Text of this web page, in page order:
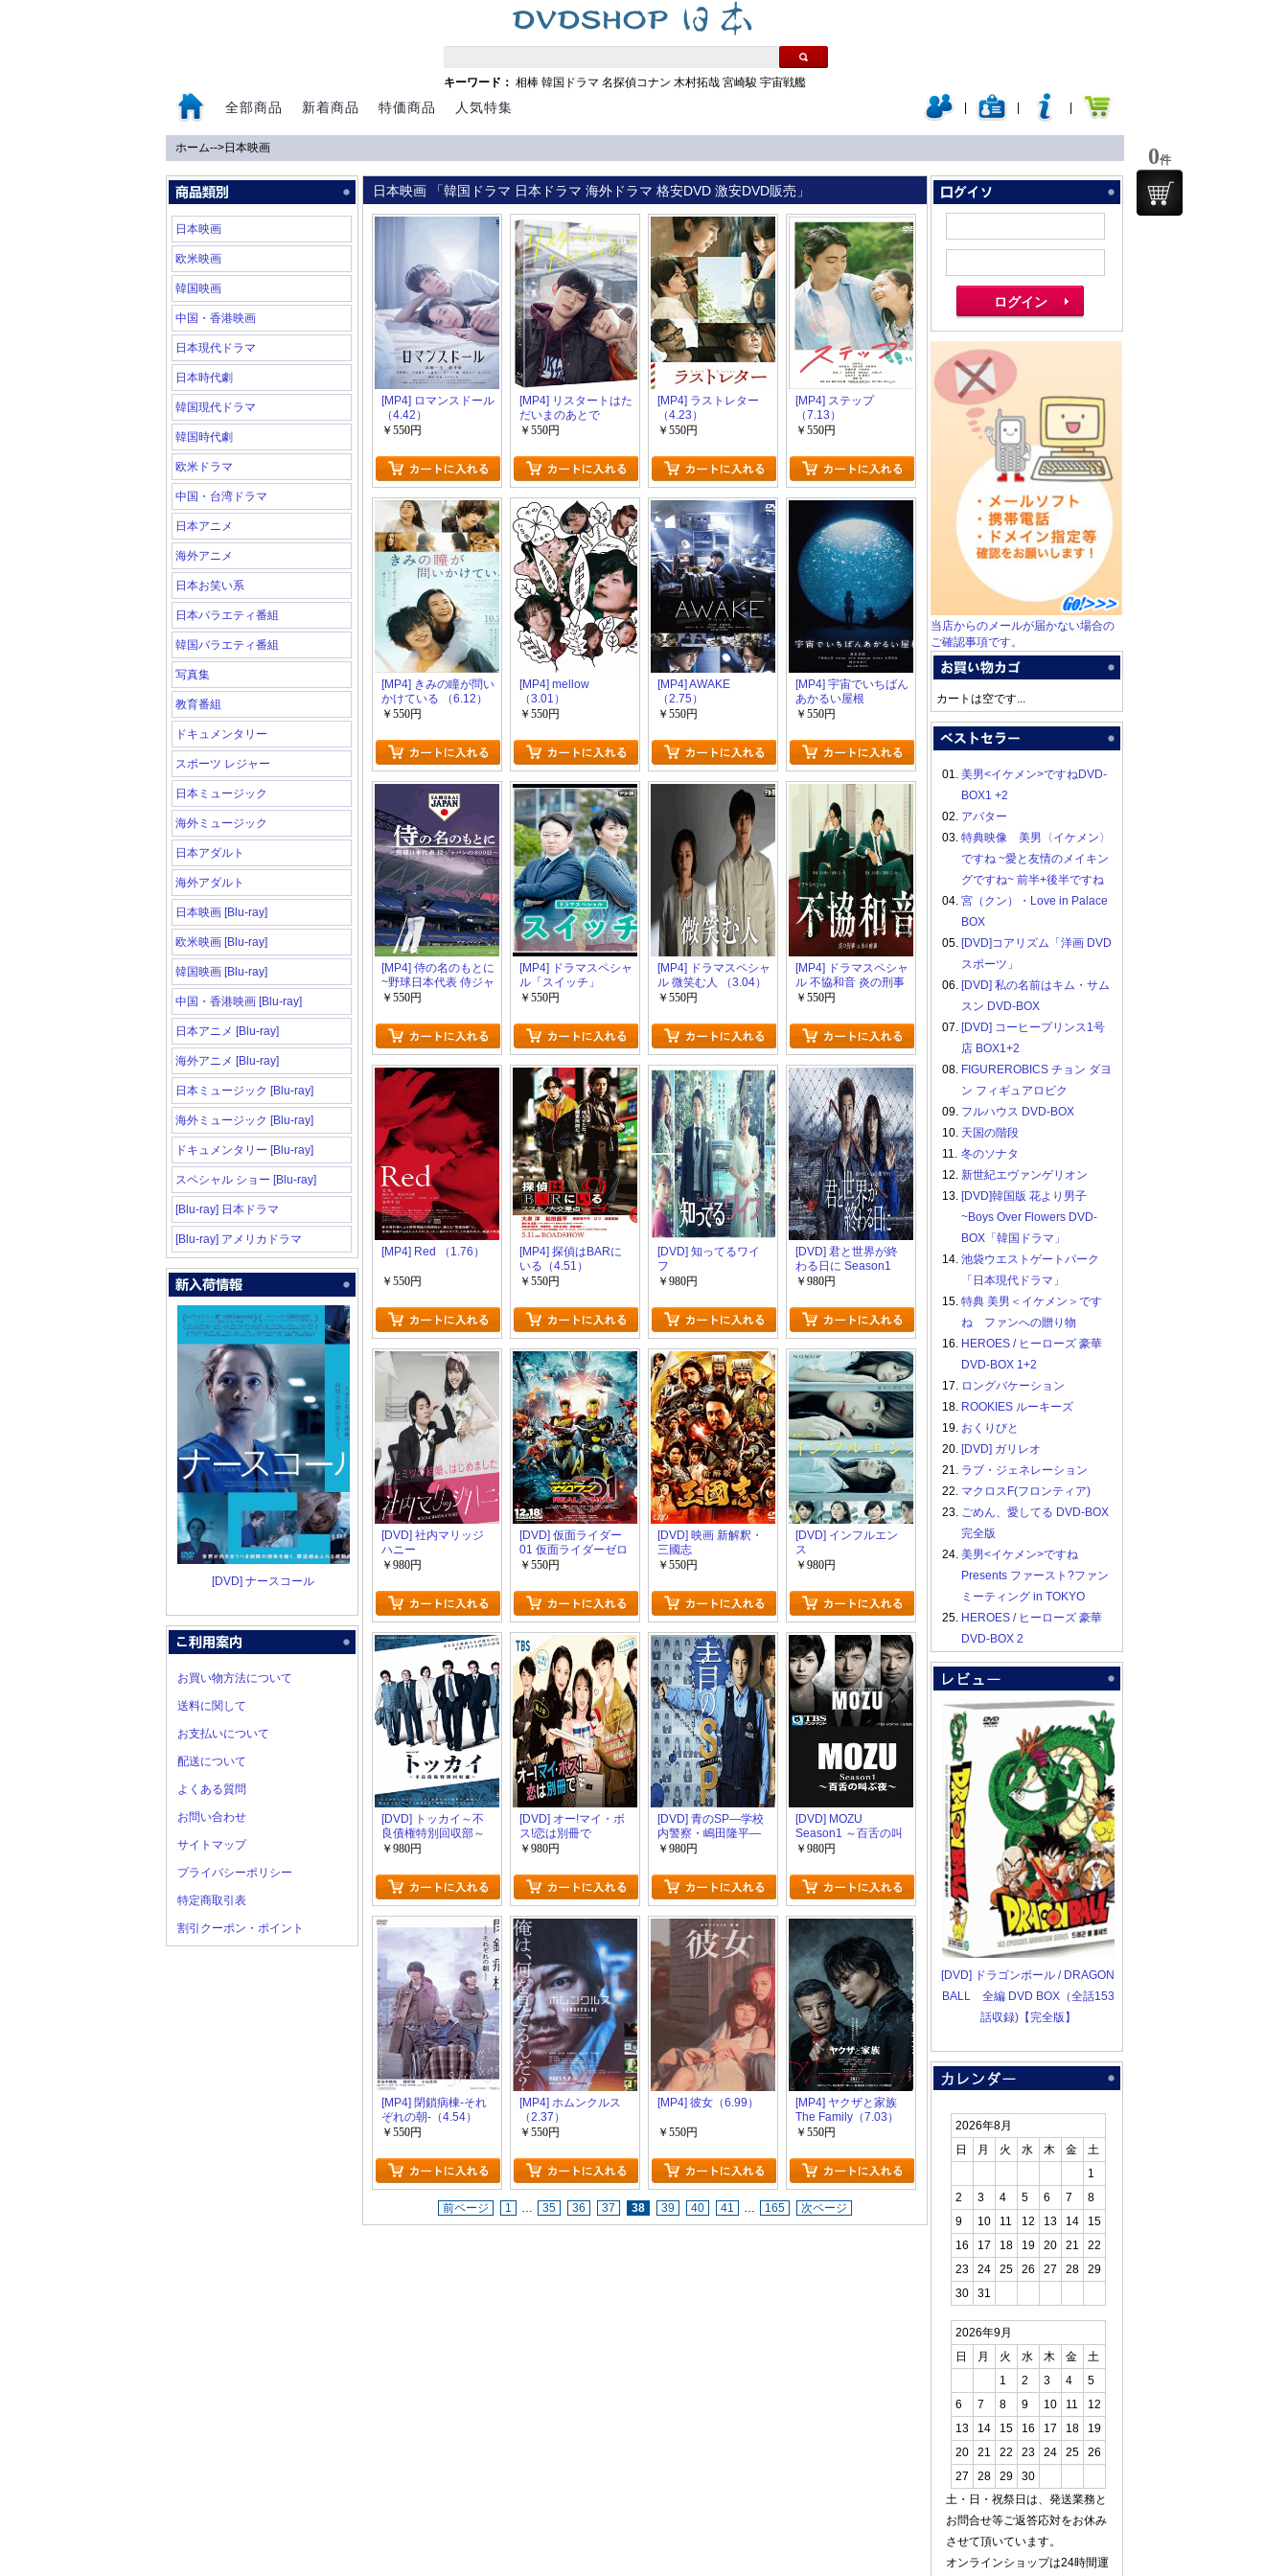
キーワード： 相棒 韓国ドラマ 名探偵コナン 木村拓哉 宮崎駿 宇宙戦艦
全部商品 新着商品 特価商品 人気特集
ホーム-->日本映画
日本映画
欧米映画
韓国映画
中国・香港映画
日本現代ドラマ
日本時代劇
韓国現代ドラマ
韓国時代劇
欧米ドラマ
中国・台湾ドラマ
日本アニメ
海外アニメ
日本お笑い系
日本バラエティ番組
韓国バラエティ番組
写真集
教育番組
ドキュメンタリー
スポーツ レジャー
日本ミュージック
海外ミュージック
日本アダルト
海外アダルト
日本映画 [Blu-ray]
欧米映画 [Blu-ray]
韓国映画 [Blu-ray]
中国・香港映画 [Blu-ray]
日本アニメ [Blu-ray]
海外アニメ [Blu-ray]
日本ミュージック [Blu-ray]
海外ミュージック [Blu-ray]
ドキュメンタリー [Blu-ray]
スペシャル ショー [Blu-ray]
[Blu-ray] 日本ドラマ
[Blu-ray] アメリカドラマ
[DVD] ナースコール
お買い物方法について
送料に関して
お支払いについて
配送について
よくある質問
お問い合わせ
サイトマップ
プライバシーポリシー
特定商取引表
割引クーポン・ポイント
日本映画 「韓国ドラマ 日本ドラマ 海外ドラマ 格安DVD 激安DVD販売」
[MP4] ロマンスドール
（4.42）
￥550円
[MP4] リスタートはた
だいまのあとで
（5.44）
￥550円
[MP4] ラストレター
（4.23）
￥550円
[MP4] ステップ
（7.13）
￥550円
[MP4] きみの瞳が問い
かけている （6.12）
￥550円
[MP4] mellow
（3.01）
￥550円
[MP4] AWAKE
（2.75）
￥550円
[MP4] 宇宙でいちばん
あかるい屋根
（2.33）
￥550円
[MP4] 侍の名のもとに
~野球日本代表 侍ジャ
パンの800日~
￥550円
[MP4] ドラマスペシャ
ル「スイッチ」
（1.98）
￥550円
[MP4] ドラマスペシャ
ル 微笑む人 （3.04）
￥550円
[MP4] ドラマスペシャ
ル 不協和音 炎の刑事
VS 氷の検事 （2.39）
￥550円
[MP4] Red （1.76）
￥550円
[MP4] 探偵はBARに
いる（4.51）
￥550円
[DVD] 知ってるワイ
フ
￥980円
[DVD] 君と世界が終
わる日に Season1
￥980円
[DVD] 社内マリッジ
ハニー
￥980円
[DVD] 仮面ライダー
01 仮面ライダーゼロ
ワン
￥550円
[DVD] 映画 新解釈・
三國志
￥550円
[DVD] インフルエン
ス
￥980円
[DVD] トッカイ～不
良債権特別回収部～
￥980円
[DVD] オー!マイ・ボ
ス!恋は別冊で
￥980円
[DVD] 青のSP―学校
内警察・嶋田隆平―
￥980円
[DVD] MOZU
Season1 ～百舌の叫
ぶ夜～
￥980円
[MP4] 閉鎖病棟-それ
ぞれの朝-（4.54）
￥550円
[MP4] ホムンクルス
（2.37）
￥550円
[MP4] 彼女（6.99）
￥550円
[MP4] ヤクザと家族
The Family（7.03）
￥550円
前ページ 1 … 35 36 37 38 39 40 41 … 165 次ページ
当店からのメールが届かない場合の
ご確認事項です。
カートは空です...
01. 美男<イケメン>ですねDVD-
BOX1 +2
02. アバター
03. 特典映像 美男〈イケメン〉
ですね ~愛と友情のメイキン
グですね~ 前半+後半ですね
04. 宮（クン）・Love in Palace
BOX
05. [DVD]コアリズム「洋画 DVD
スポーツ」
06. [DVD] 私の名前はキム・サム
スン DVD-BOX
07. [DVD] コーヒープリンス1号
店 BOX1+2
08. FIGUREROBICS チョン ダヨ
ン フィギュアロビク
09. フルハウス DVD-BOX
10. 天国の階段
11. 冬のソナタ
12. 新世紀エヴァンゲリオン
13. [DVD]韓国版 花より男子
~Boys Over Flowers DVD-
BOX「韓国ドラマ」
14. 池袋ウエストゲートパーク
「日本現代ドラマ」
15. 特典 美男＜イケメン＞です
ね ファンへの贈り物
16. HEROES / ヒーローズ 豪華
DVD-BOX 1+2
17. ロングバケーション
18. ROOKIES ルーキーズ
19. おくりびと
20. [DVD] ガリレオ
21. ラブ・ジェネレーション
22. マクロスF(フロンティア)
23. ごめん、愛してる DVD-BOX
完全版
24. 美男<イケメン>ですね
Presents ファースト?ファン
ミーティング in TOKYO
25. HEROES / ヒーローズ 豪華
DVD-BOX 2
[DVD] ドラゴンボール / DRAGON
BALL 全編 DVD BOX（全話153
話収録)【完全版】
2026年8月
日
月 火 水 木 金
土
1
2
3 4 5 6 7
8
9
10 11 12 13 14
15
16
17 18 19 20 21
22
23
24 25 26 27 28
29
30
31
2026年9月
日
月 火 水 木 金
土
1
2 3 4
5
6
7 8 9 10 11
12
13
14 15 16 17 18
19
20
21 22 23 24 25
26
27
28 29
30
土・日・祝祭日は、発送業務と
お問合せ等ご返答応対をお休み
させて頂いています。
オンラインショップは24時間運
0件
0